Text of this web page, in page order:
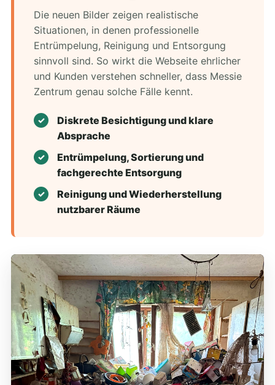
Die neuen Bilder zeigen realistische
Situationen, in denen professionelle
Entrümpelung, Reinigung und Entsorgung
sinnvoll sind. So wirkt die Webseite ehrlicher
und Kunden verstehen schneller, dass Messie
Zentrum genau solche Fälle kennt.
Diskrete Besichtigung und klare
Absprache
Entrümpelung, Sortierung und
fachgerechte Entsorgung
Reinigung und Wiederherstellung
nutzbarer Räume